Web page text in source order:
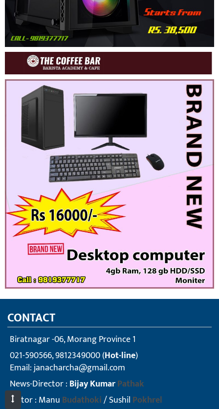
CONTACT
Biratnagar -06, Morang Province 1
021-590566, 9812349000 (Hot-line)
Email:janacharcha@gmail.com
News-Director : Bijay KumarPathak
Editor : Manu Budathoki/ Sushil Pokhrel